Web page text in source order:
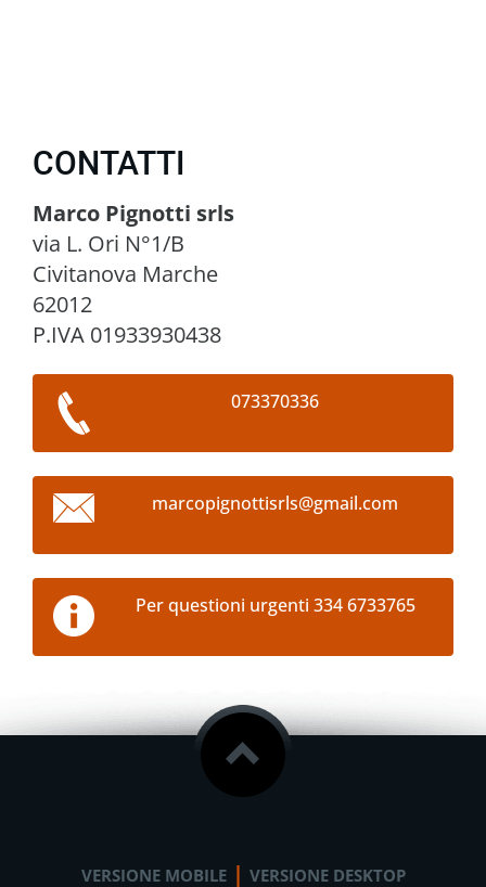
CONTATTI
Marco Pignotti srls
via L. Ori N°1/B
Civitanova Marche
62012
P.IVA 01933930438
073370336
marcopignottisrls@gmail.com
Per questioni urgenti 334 6733765
VERSIONE MOBILE | VERSIONE DESKTOP